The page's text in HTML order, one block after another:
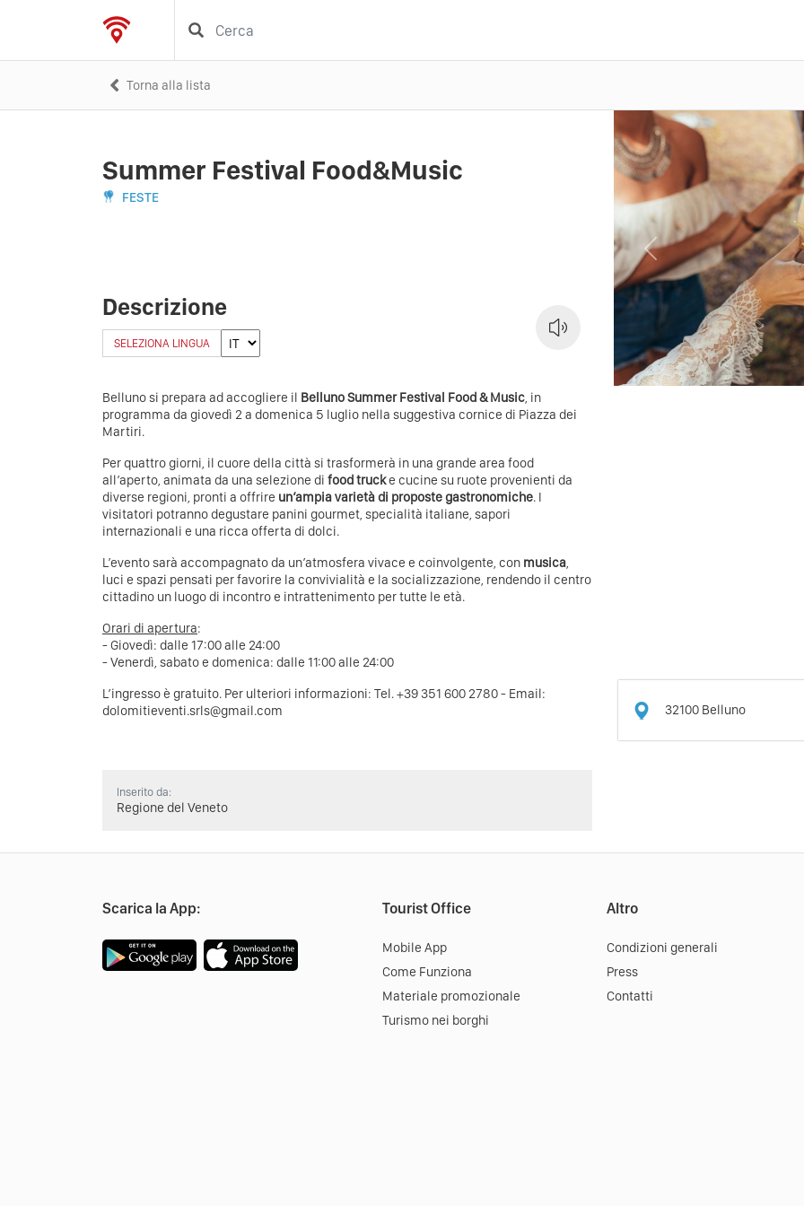
Torna alla lista
Summer Festival Food&Music
FESTE
Descrizione
SELEZIONA LINGUA
Belluno si prepara ad accogliere il Belluno Summer Festival Food & Music, in
programma da giovedì 2 a domenica 5 luglio nella suggestiva cornice di Piazza dei
Martiri.
Per quattro giorni, il cuore della città si trasformerà in una grande area food
all’aperto, animata da una selezione di food trucke cucine su ruote provenienti da
diverse regioni, pronti a offrire un’ampia varietà di proposte gastronomiche. I
visitatori potranno degustare panini gourmet, specialità italiane, sapori
internazionali e una ricca offerta di dolci.
L’evento sarà accompagnato da un’atmosfera vivace e coinvolgente, con musica,
luci e spazi pensati per favorire la convivialità e la socializzazione, rendendo il centro
cittadino un luogo di incontro e intrattenimento per tutte le età.
Orari di apertura:
- Giovedì: dalle 17:00 alle 24:00
- Venerdì, sabato e domenica: dalle 11:00 alle 24:00
L’ingresso è gratuito. Per ulteriori informazioni: Tel. +39 351 600 2780 - Email:
dolomitieventi.srls@gmail.com
Inserito da:
Regione del Veneto
Previous
32100 Belluno
Scarica la App: Tourist Office
Mobile App
Come Funziona
Materiale promozionale
Turismo nei borghi
Altro
Condizioni generali
Press
Contatti